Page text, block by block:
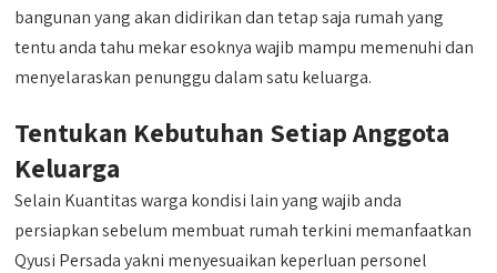
bangunan yang akan didirikan dan tetap saja rumah yang
tentu anda tahu mekar esoknya wajib mampu memenuhi dan
menyelaraskan penunggu dalam satu keluarga.
Tentukan Kebutuhan Setiap Anggota
Keluarga
Selain Kuantitas warga kondisi lain yang wajib anda
persiapkan sebelum membuat rumah terkini memanfaatkan
Qyusi Persada yakni menyesuaikan keperluan personel